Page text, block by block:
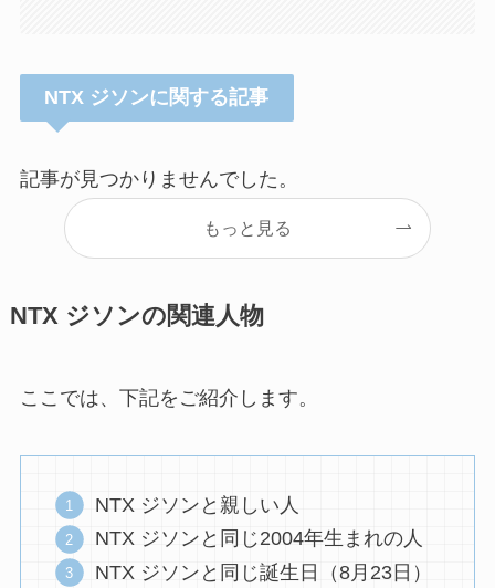
NTX ジソンに関する記事
記事が見つかりませんでした。
もっと見る
NTX ジソンの関連人物
ここでは、下記をご紹介します。
NTX ジソンと親しい人
NTX ジソンと同じ2004年生まれの人
NTX ジソンと同じ誕生日（8月23日）